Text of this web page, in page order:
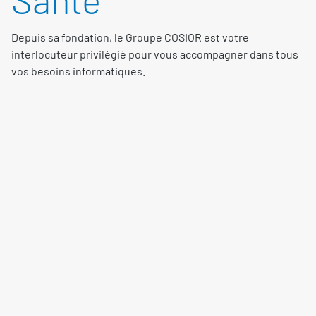
Depuis sa fondation, le Groupe COSIOR est votre
interlocuteur privilégié pour vous accompagner dans tous
vos besoins informatiques.